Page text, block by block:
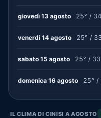
giovedì 13 agosto 25° /
venerdì 14 agosto 25° /
sabato 15 agosto 25° /
domenica 16 agosto 25° /
IL CLIMA DI CINISI A AGOSTO